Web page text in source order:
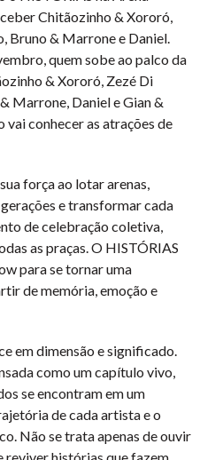
Chitãozinho & Xororó,
Bruno & Marrone e Daniel.
quem sobe ao palco da
& Xororó, Zezé Di
Marrone, Daniel e Gian &
conhecer as atrações de
força ao lotar arenas,
e transformar cada
de celebração coletiva,
as praças. O HISTÓRIAS
para se tornar uma
de memória, emoção e
em dimensão e significado.
como um capítulo vivo,
se encontram em um
de cada artista e o
Não se trata apenas de ouvir